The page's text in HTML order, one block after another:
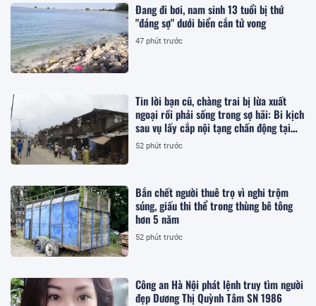
Đang đi bơi, nam sinh 13 tuổi bị thứ
"đáng sợ" dưới biển cắn tử vong
47 phút trước
Tin lời bạn cũ, chàng trai bị lừa xuất
ngoại rồi phải sống trong sợ hãi: Bi kịch
sau vụ lấy cắp nội tạng chấn động tại
Anh
52 phút trước
Bắn chết người thuê trọ vì nghi trộm
súng, giấu thi thể trong thùng bê tông
hơn 5 năm
52 phút trước
Công an Hà Nội phát lệnh truy tìm người
đẹp Dương Thị Quỳnh Tâm SN 1986